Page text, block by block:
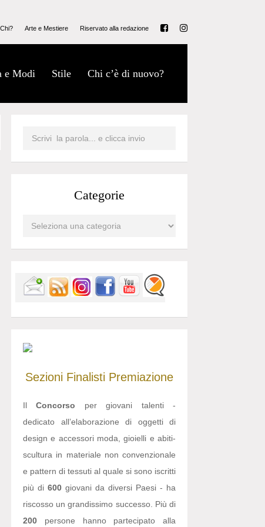
Arte e Mestiere Riservato alla redazione
e Modi Stile Chi c’è di nuovo?
Categorie
Sezioni Finalisti Premiazione
IlConcorso per giovani talenti -
dedicato all’elaborazione di oggetti di
design e accessori moda, gioielli e abiti-
scultura in materiale non convenzionale
e pattern di tessuti al quale si sono iscritti
più di 600 giovani da diversi Paesi - ha
riscosso un grandissimo successo. Più di
200 persone hanno partecipato alla